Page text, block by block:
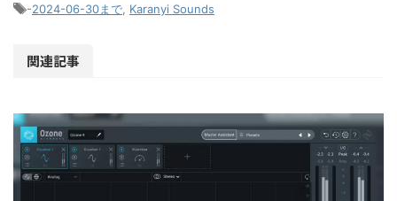
-2024-06-30まで Karanyi Sounds
関連記事